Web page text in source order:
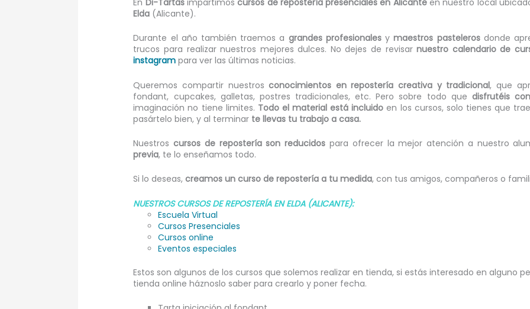
Elda (Alicante).
Durante el año también traemos a grandes profesionalesy maestros pastelerosdonde
trucos para realizar nuestros mejores dulces. No dejes de revisarnuestro calendario de
instagram para ver las últimas noticias.
Queremos compartir nuestrosconocimientos en repostería creativa y tradicional, que
fondant, cupcakes, galletas, postres tradicionales, etc. Pero sobre todo que disfrutéis
imaginación no tiene limites. Todo el material está incluido en los cursos, solo tienes que
pasártelo bien, y al terminar te llevas tu trabajo a casa.
Nuestroscursos de repostería son reducidos para ofrecer la mejor atención a nuestro
previa, te lo enseñamos todo.
Si lo deseas,creamos un curso de repostería a tu medida, con tus amigos, compañeros o
NUESTROS CURSOS DE REPOSTERÍA EN ELDA (ALICANTE):
Escuela Virtual
Cursos Presenciales
Cursos online
Eventos especiales
Estos son algunos de los cursos que solemos realizar en tienda, si estás interesado en alguno
tienda online háznoslo saber para crearlo y poner fecha.